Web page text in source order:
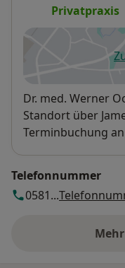
Privatpraxis
Verfügbarkeit
Dr. med. Werner
Standort über
Terminbuchung an
Telefonnummer
0581...